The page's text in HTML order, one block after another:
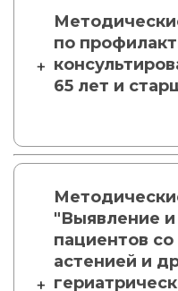
по
65 лет и
"Выявление
пациентов
астенией и